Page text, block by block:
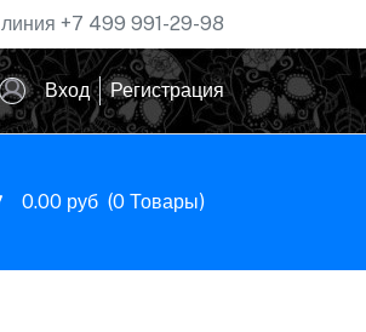
+7 499 991-29-98
Вход Регистрация
0.00 руб (0 Товары)